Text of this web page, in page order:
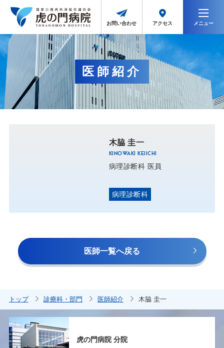
お問い合わせ アクセス メニュー
医師紹介
木脇 圭一
KINOWAKI KEIICHI
病理診断科 医員
病理診断科
医師一覧へ戻る
トップ 診療科・部門 医師紹介 木脇 圭一
虎の門病院 分院